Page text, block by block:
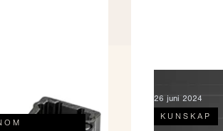
26 juni 2024
KUNSKAP